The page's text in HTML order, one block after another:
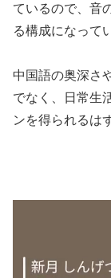
ているので、音
る構成になって
中国語の奥深さ
でなく、日常生
ンを得られるは